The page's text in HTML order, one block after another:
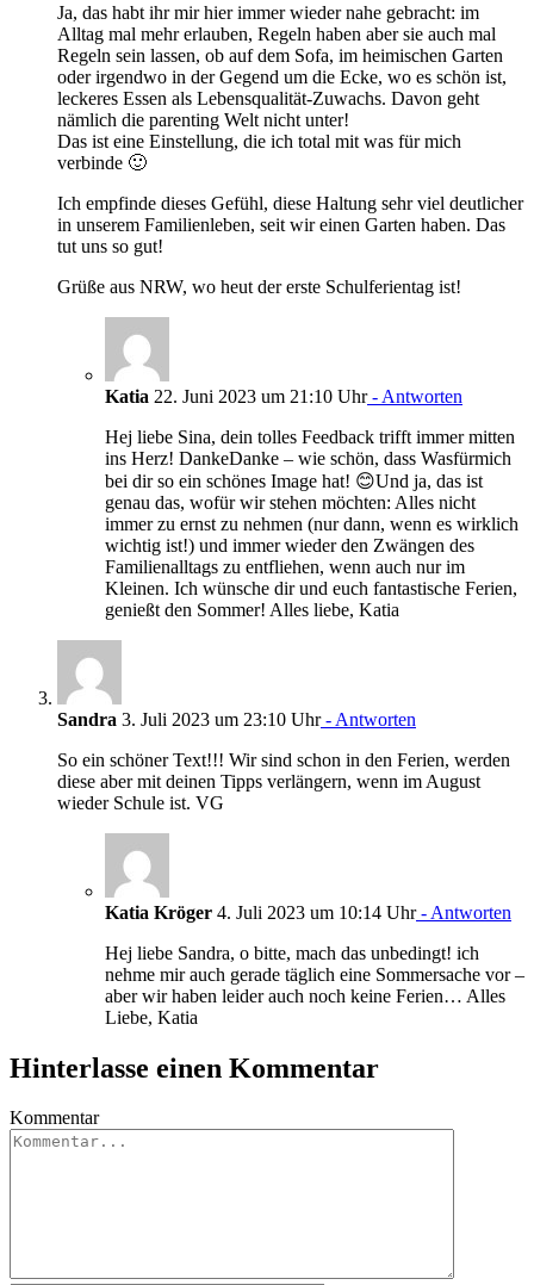
Ja, das habt ihr mir hier immer wieder nahe gebracht: im
Alltag mal mehr erlauben, Regeln haben aber sie auch mal
Regeln sein lassen, ob auf dem Sofa, im heimischen Garten
oder irgendwo in der Gegend um die Ecke, wo es schön ist,
leckeres Essen als Lebensqualität-Zuwachs. Davon geht
nämlich die parenting Welt nicht unter!
Das ist eine Einstellung, die ich total mit was für mich
verbinde 🙂
Ich empfinde dieses Gefühl, diese Haltung sehr viel deutlicher
in unserem Familienleben, seit wir einen Garten haben. Das
tut uns so gut!
Grüße aus NRW, wo heut der erste Schulferientag ist!
Katia 22. Juni 2023 um 21:10 Uhr- Antworten
Hej liebe Sina, dein tolles Feedback trifft immer mitten
ins Herz! DankeDanke – wie schön, dass Wasfürmich
bei dir so ein schönes Image hat! 😊Und ja, das ist
genau das, wofür wir stehen möchten: Alles nicht
immer zu ernst zu nehmen (nur dann, wenn es wirklich
wichtig ist!) und immer wieder den Zwängen des
Familienalltags zu entfliehen, wenn auch nur im
Kleinen. Ich wünsche dir und euch fantastische Ferien,
genießt den Sommer! Alles liebe, Katia
Sandra 3. Juli 2023 um 23:10 Uhr- Antworten
So ein schöner Text!!! Wir sind schon in den Ferien, werden
diese aber mit deinen Tipps verlängern, wenn im August
wieder Schule ist. VG
Katia Kröger 4. Juli 2023 um 10:14 Uhr- Antworten
Hej liebe Sandra, o bitte, mach das unbedingt! ich
nehme mir auch gerade täglich eine Sommersache vor –
aber wir haben leider auch noch keine Ferien… Alles
Liebe, Katia
Hinterlasse einen Kommentar
Kommentar